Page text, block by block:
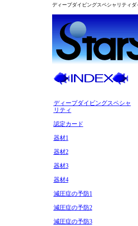
ディープダイビングスペシャリティ
ディープダイビングスペシャ
リティ
認定カード
器材1
器材2
器材3
器材4
減圧症の予防1
減圧症の予防2
減圧症の予防3